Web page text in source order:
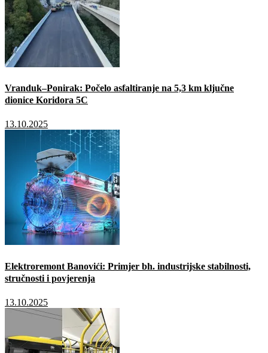
Vranduk–Ponirak: Počelo asfaltiranje na 5,3 km ključne
dionice Koridora 5C
13.10.2025
Elektroremont Banovići: Primjer bh. industrijske stabilnosti,
stručnosti i povjerenja
13.10.2025